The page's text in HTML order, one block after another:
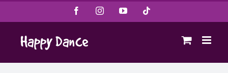
to
content
FacebookInstagramYouTube